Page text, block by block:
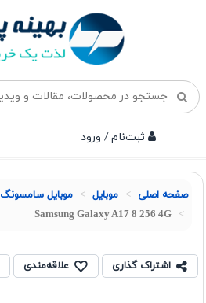
ثبت‌نام / ورود
صفحه اصلی موبايل موبایل سامسونگ
Samsung Galaxy A17 8 256 4G
اشتراک گذاری علاقه‌مندی